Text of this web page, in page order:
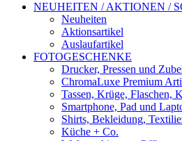
NEUHEITEN / AKTIONEN /
Neuheiten
Aktionsartikel
Auslaufartikel
FOTOGESCHENKE
Drucker, Pressen und
ChromaLuxe Premium
Tassen, Krüge, Flaschen,
Smartphone, Pad und
Shirts, Bekleidung,
Küche + Co.